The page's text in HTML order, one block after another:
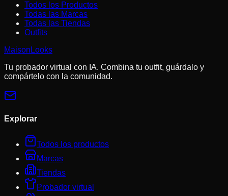
Todos los Productos
Todas las Marcas
Todas las Tiendas
Outfits
MaisonLooks
Tu probador virtual con IA. Combina tu outfit, guárdalo y
compártelo con la comunidad.
Explorar
Todos los productos
Marcas
Tiendas
Probador virtual